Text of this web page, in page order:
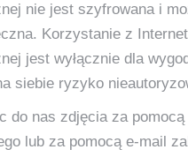
nie jest szyfrowana i
Korzystanie z
jest wyłącznie dla
siebie ryzyko
do nas zdjęcia za
lub za pomocą e-mail